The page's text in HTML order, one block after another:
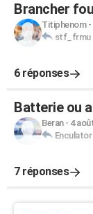
Brancher
Titiphenom-
stf_frmu
6 réponses
Batterie ou
Beran- 4
Enculator
7 réponses